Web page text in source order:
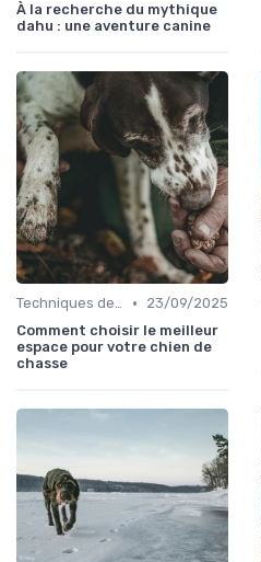
À la recherche du mythique
dahu : une aventure canine
Techniques de base •
23/09/2025
Comment choisir le meilleur
espace pour votre chien de
chasse